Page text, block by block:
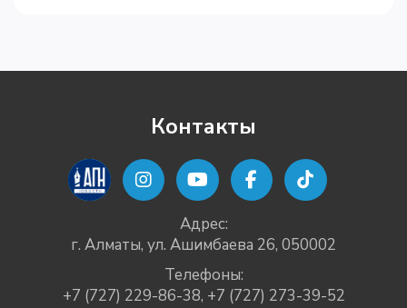
Контакты
Адрес:
г. Алматы, ул. Ашимбаева 26, 050002
Телефоны:
+7 (727) 229-86-38, +7 (727) 273-39-52